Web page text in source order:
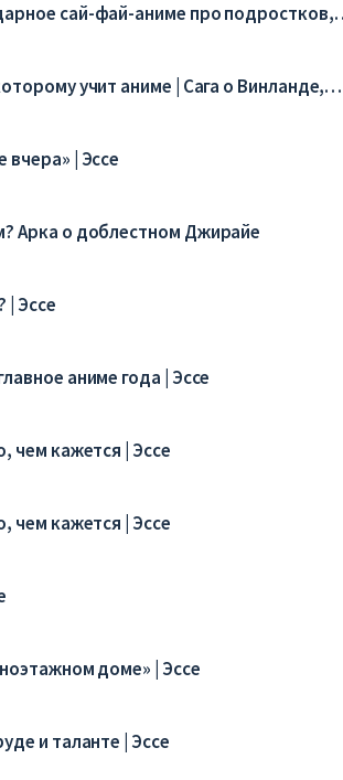
сай-фай-аниме про подростков,
планом»
учит аниме | Сага о Винланде,
| Эссе
Арка о доблестном Джирайе
| Эссе
аниме года | Эссе
чем кажется | Эссе
чем кажется | Эссе
доме» | Эссе
и таланте | Эссе